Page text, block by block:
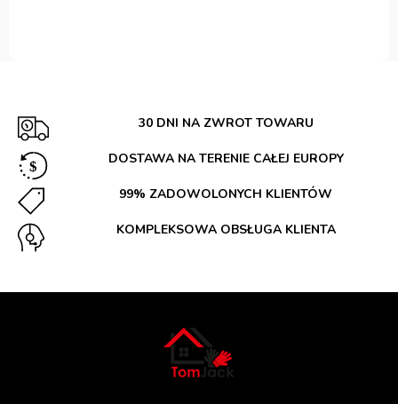
30 DNI NA ZWROT TOWARU
DOSTAWA NA TERENIE CAŁEJ EUROPY
99% ZADOWOLONYCH KLIENTÓW
KOMPLEKSOWA OBSŁUGA KLIENTA